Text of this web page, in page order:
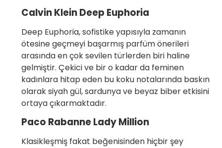
Calvin Klein Deep Euphoria
Deep Euphoria, sofistike yapısıyla zamanın
ötesine geçmeyi başarmış parfüm önerileri
arasında en çok sevilen türlerden biri haline
gelmiştir. Çekici ve bir o kadar da feminen
kadınlara hitap eden bu koku notalarında baskın
olarak siyah gül, sardunya ve beyaz biber etkisini
ortaya çıkarmaktadır.
Paco Rabanne Lady Million
Klasikleşmiş fakat beğenisinden hiçbir şey